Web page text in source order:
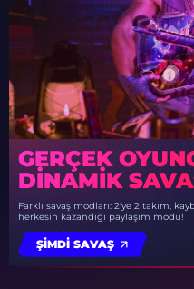
GERÇEK
DINAMIK
Farklı savaş modları: 2'ye 2 takım,
herkesin kazandığı paylaşım modu!
ŞIMDI SAVAŞ